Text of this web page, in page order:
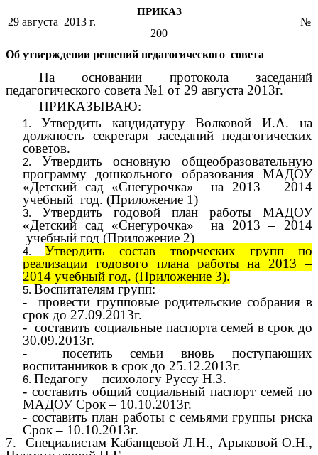
ПРИКАЗ
29 августа 2013 г. №
200
Об утверждении решений педагогического совета
На основании протокола заседаний
педагогического совета №1 от 29 августа 2013г.
ПРИКАЗЫВАЮ:
Утвердить кандидатуру Волковой И.А. на
должность секретаря заседаний педагогических
советов.
Утвердить основную общеобразовательную
программу дошкольного образования МАДОУ
«Детский сад «Снегурочка» на 2013 – 2014
учебный год. (Приложение 1)
Утвердить годовой план работы МАДОУ
«Детский сад «Снегурочка» на 2013 – 2014
учебный год (Приложение 2)
Утвердить состав творческих групп по
реализации годового плана работы на 2013 –
2014 учебный год. (Приложение 3).
Воспитателям групп:
- провести групповые родительские собрания в
срок до 27.09.2013г.
- составить социальные паспорта семей в срок до
30.09.2013г.
- посетить семьи вновь поступающих
воспитанников в срок до 25.12.2013г.
Педагогу – психологу Руссу Н.З.
- составить общий социальный паспорт семей по
МАДОУ Срок – 10.10.2013г.
- составить план работы с семьями группы риска
Срок – 10.10.2013г.
7. Специалистам Кабанцевой Л.Н., Арыковой О.Н.,